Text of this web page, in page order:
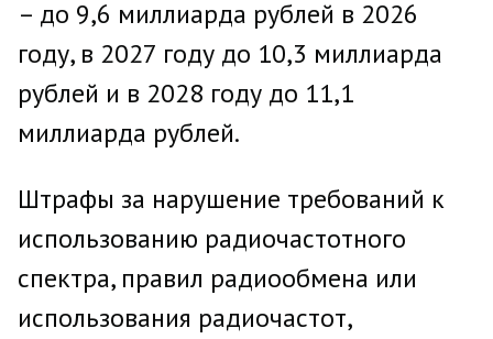
– до 9,6 миллиарда рублей в 2026
году, в 2027 году до 10,3 миллиарда
рублей и в 2028 году до 11,1
миллиарда рублей.
Штрафы за нарушение требований к
использованию радиочастотного
спектра, правил радиообмена или
использования радиочастот,